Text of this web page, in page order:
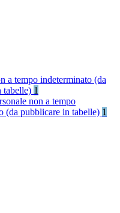
a tempo indeterminato (da
tabelle) 1
non a tempo
(da pubblicare in tabelle) 1